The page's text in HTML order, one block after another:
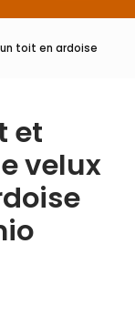
toit en ardoise
et
velux